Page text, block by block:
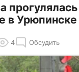
в Урюпинске
4 Обсудить